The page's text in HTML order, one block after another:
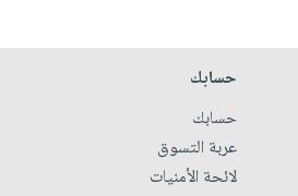
حسابك
حسابك
عربة التسوق
لائحة الأمنيات